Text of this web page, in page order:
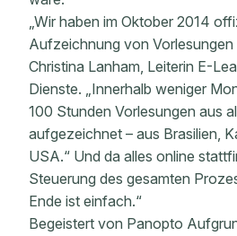
„Wir haben im Oktober 2014
Aufzeichnung von Vorlesungen
Christina Lanham, Leiterin E-
Dienste. „Innerhalb weniger
100 Stunden Vorlesungen aus
aufgezeichnet – aus Brasilien,
USA.“ Und da alles online
Steuerung des gesamten
Ende ist einfach.“
Begeistert von Panopto